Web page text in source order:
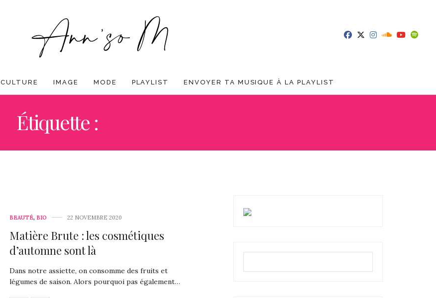
CULTURE IMAGE MODE PLAYLIST ENVOYER TA MUSIQUE À LA PLAYLIST
Étiquette :
BEAUTÉ, BIO 22 NOVEMBRE 2020
Matière Brute : les cosmétiques
d’automne sont là
Dans notre assiette, on consomme des fruits et
légumes de saison. Alors pourquoi pas également…